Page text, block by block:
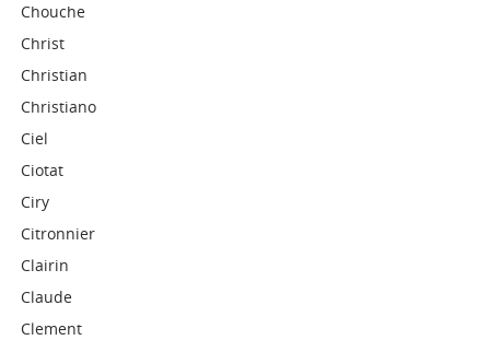
Chouche
Christ
Christian
Christiano
Ciel
Ciotat
Ciry
Citronnier
Clairin
Claude
Clement